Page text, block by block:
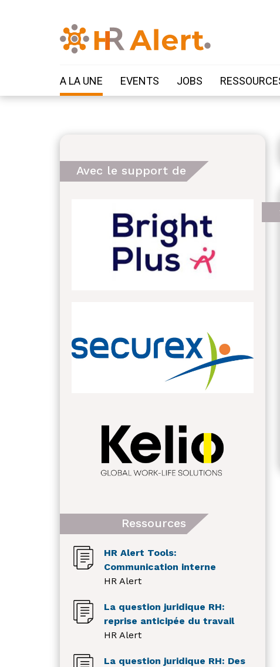
A LA UNE EVENTS JOBS
Avec le support de
Ressources
HR Alert Tools:
Communication interne
HR Alert
La question juridique RH:
reprise anticipée du travail
HR Alert
La question juridique RH: Des